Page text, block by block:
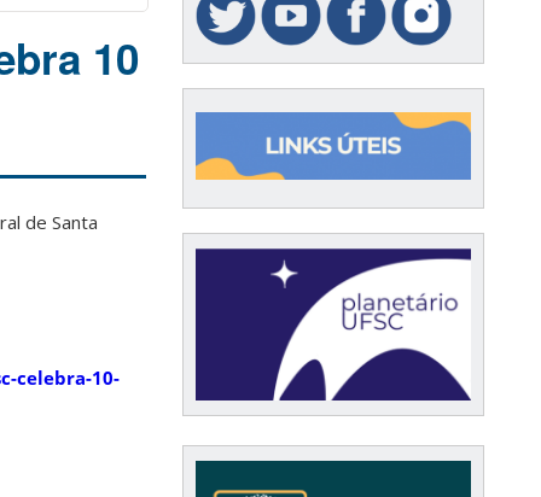
10
de Santa
celebra-10-